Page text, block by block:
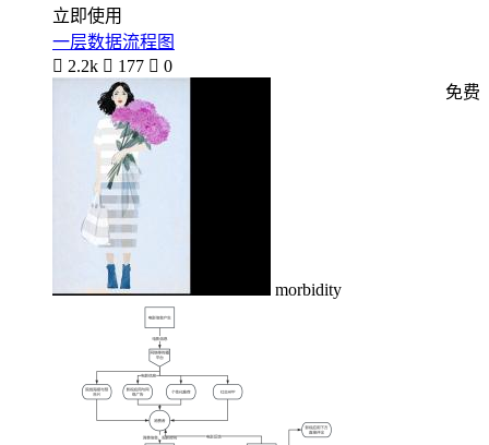
立即使用
一层数据流程图
 2.2k  177  0
morbidity
免费